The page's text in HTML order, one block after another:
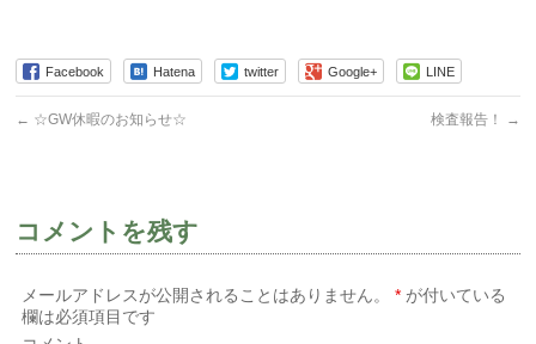
ウ
で
開
き
ま
す)
Facebook Hatena twitter Google+ LINE
← ☆GW休暇のお知らせ☆ 検査報告！ →
コメントを残す
メールアドレスが公開されることはありません。 * が付いている
欄は必須項目です